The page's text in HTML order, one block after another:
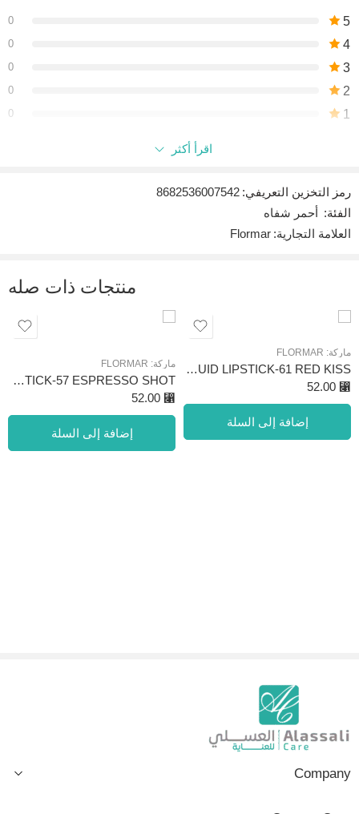
5
0
4
0
3
0
2
0
1
0
التعليقات
لا توجد توصيات بعد.
اقرأ أكثر
رمز التخزين التعريفي: 8682536007542
الفئة:
أحمر شفاه
العلامة التجارية: Flormar
منتجات ذات صله
ماركة: FLORMAR
SILK MATTE LIQUID LIPSTICK-61 RED KISS
⃁
إضافة إلى السلة
ماركة: FLORMAR
SILK MATTE LIQUID LIPSTICK-57 ESPRESSO SHOT
⃁
إضافة إلى السلة
Company